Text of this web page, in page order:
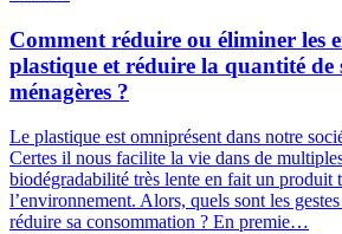
Comment réduire ou éliminer les
plastique et réduire la quantité de
ménagères ?
Le plastique est omniprésent dans notre
Certes il nous facilite la vie dans de
biodégradabilité très lente en fait un produit
l’environnement. Alors, quels sont les
réduire sa consommation ? En premie…